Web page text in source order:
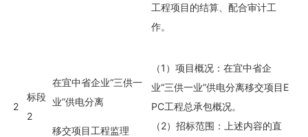
工程项目的结算、配合审计工
作。
2
标段
2
在宜中省企业“三供一
业”供电分离
移交项目工程监理
（1）项目概况：在宜中省企
业“三供一业”供电分离移交项目E
PC工程总承包概况。
（2）招标范围：上述内容的直